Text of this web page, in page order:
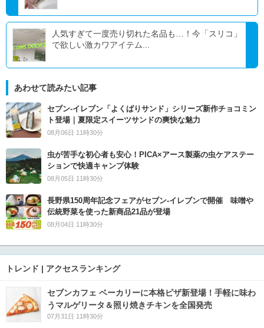
人気すぎて一度売り切れた名品も…！今「スリコ」
で欲しい激カワアイテム...
あわせて読みたい記事
セブン‐イレブン「よくばりサンド」シリーズ新作チョコミン
ト登場｜夏限定スイーツサンドの爽快な魅力
08月06日 11時30分
虫が苦手な初心者も安心！PICA×アース製薬の虫ケアステー
ションで快適キャンプ体験
08月05日 11時30分
長野県150周年記念フェアがセブン-イレブンで開催 味噌や
伝統野菜を使った新商品21品が登場
08月04日 11時30分
トレンド | アクセスランキング
セブンカフェ ベーカリーに本格ピザ新登場！手軽に味わ
うマルゲリータ＆照り焼きチキンを全国発売
07月31日 11時30分